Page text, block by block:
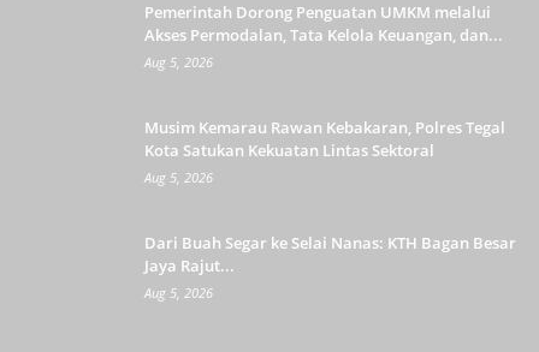
Pemerintah Dorong Penguatan UMKM melalui
Akses Permodalan, Tata Kelola Keuangan, dan...
Aug 5, 2026
Musim Kemarau Rawan Kebakaran, Polres Tegal
Kota Satukan Kekuatan Lintas Sektoral
Aug 5, 2026
Dari Buah Segar ke Selai Nanas: KTH Bagan Besar
Jaya Rajut...
Aug 5, 2026